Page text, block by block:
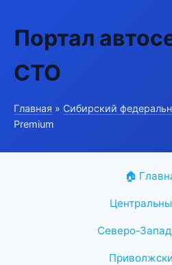
Портал
СТО
Главная » Сибирский
Premium
🏠
Северо-